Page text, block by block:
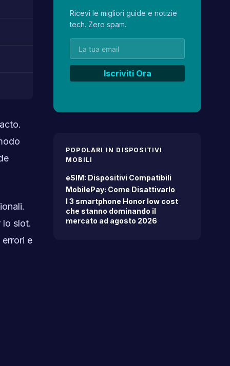
slot.
e
Ricevi le migliori guide e notizie
tech. Zero spam.
POPOLARI IN DISPOSITIVI
MOBILI
eSIM: Dispositivi Compatibili
MobilePay: Come Disattivarlo
I 3 smartphone Honor low cost
che stanno dominando il
mercato ad agosto 2026